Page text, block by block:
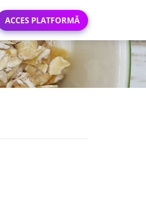
ACCES PLATFORMĂ